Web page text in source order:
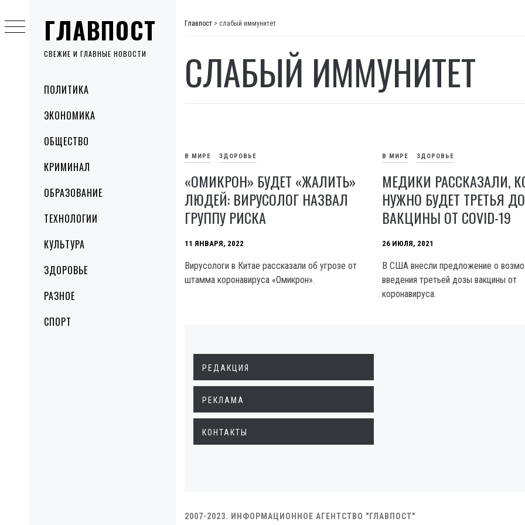
ГЛАВПОСТ
СВЕЖИЕ И ГЛАВНЫЕ НОВОСТИ
MenuПОЛИТИКА
ЭКОНОМИКА
ОБЩЕСТВО
КРИМИНАЛ
ОБРАЗОВАНИЕ
ТЕХНОЛОГИИ
КУЛЬТУРА
ЗДОРОВЬЕ
РАЗНОЕ
СПОРТ
to
content
Главпост > слабый иммунитет
СЛАБЫЙ ИММУНИТЕТ
В МИРЕ ЗДОРОВЬЕ
«ОМИКРОН» БУДЕТ «ЖАЛИТЬ»
ЛЮДЕЙ: ВИРУСОЛОГ НАЗВАЛ
ГРУППУ РИСКА
11 ЯНВАРЯ, 2022
Вирусологи в Китае рассказали об угрозе от
штамма коронавируса «Омикрон».
В МИРЕ ЗДОРОВЬЕ
МЕДИКИ РАССКАЗАЛИ,
НУЖНО БУДЕТ ТРЕТЬЯ
ВАКЦИНЫ ОТ COVID-19
26 ИЮЛЯ, 2021
В США внесли предложение о
введения третьей дозы вакцины от
коронавируса.
РЕДАКЦИЯ
РЕКЛАМА
КОНТАКТЫ
2007-2023. ИНФОРМАЦИОННОЕ АГЕНТСТВО "ГЛАВПОСТ"